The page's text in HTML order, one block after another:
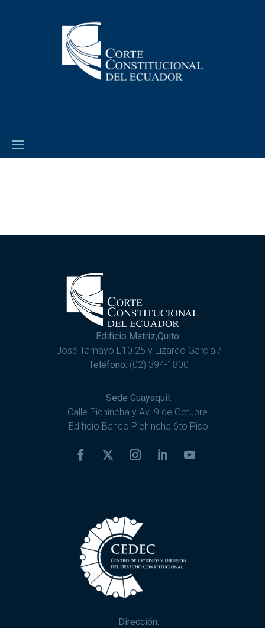
Edificio Matriz,Quito:
José Tamayo E10 25 y Lizardo García /
Teléfono: (02) 394-1800
Sede Guayaquil:
Calle Pichincha y Av. 9 de Octubre.
Edificio Banco Pichincha 6to Piso
Dirección: